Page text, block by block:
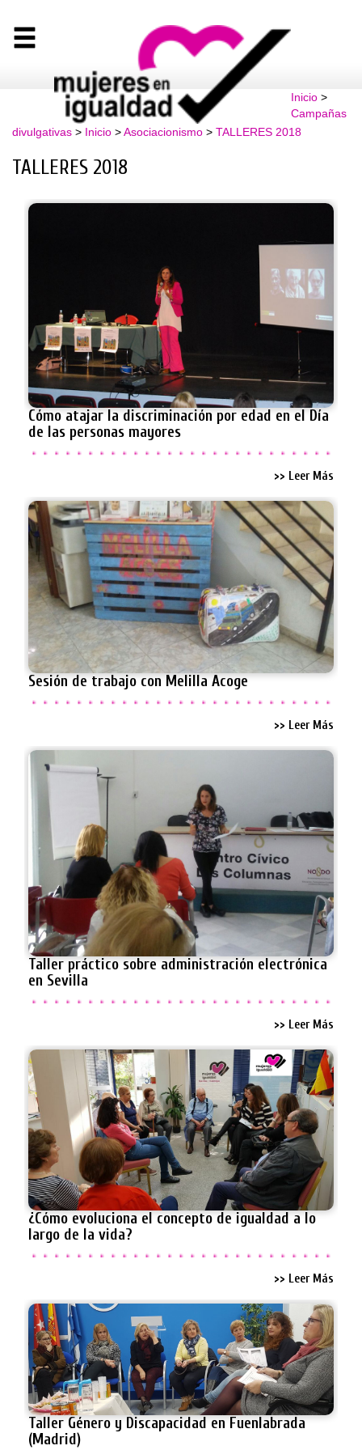
Inicio>
Campañas
divulgativas > Inicio >Asociacionismo > TALLERES 2018
TALLERES 2018
Cómo atajar la discriminación por edad en el Día
de las personas mayores
>> Leer Más
Sesión de trabajo con Melilla Acoge
>> Leer Más
Taller práctico sobre administración electrónica
en Sevilla
>> Leer Más
¿Cómo evoluciona el concepto de igualdad a lo
largo de la vida?
>> Leer Más
Taller Género y Discapacidad en Fuenlabrada
(Madrid)